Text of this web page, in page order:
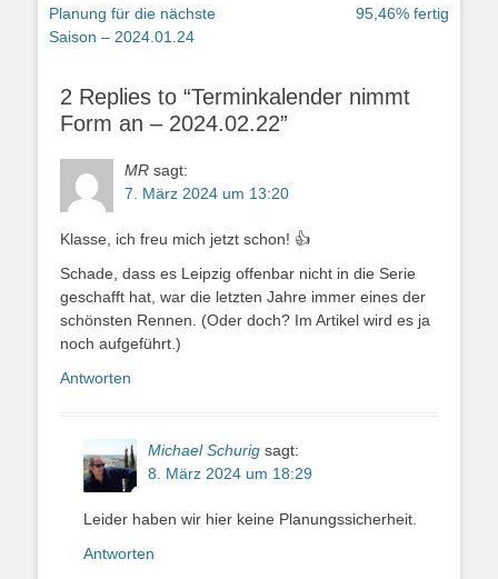
Vorhergehender
Beitrag:
Planung für die nächste
Saison – 2024.01.24
95,46% fertig
2 Replies to “Terminkalender nimmt
Form an – 2024.02.22”
MR sagt:
7. März 2024 um 13:20
Klasse, ich freu mich jetzt schon! 👍
Schade, dass es Leipzig offenbar nicht in die Serie
geschafft hat, war die letzten Jahre immer eines der
schönsten Rennen. (Oder doch? Im Artikel wird es ja
noch aufgeführt.)
Antworten
Michael Schurig sagt:
8. März 2024 um 18:29
Leider haben wir hier keine Planungssicherheit.
Antworten